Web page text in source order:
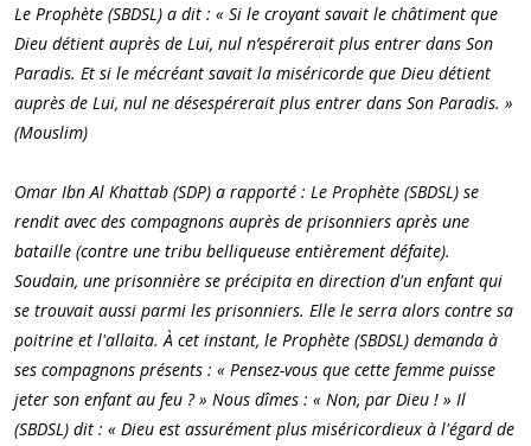
Le Prophète (SBDSL) a dit : « Si le croyant savait le châtiment que
Dieu détient auprès de Lui, nul n’espérerait plus entrer dans Son
Paradis. Et si le mécréant savait la miséricorde que Dieu détient
auprès de Lui, nul ne désespérerait plus entrer dans Son Paradis. »
(Mouslim)
Omar Ibn Al Khattab (SDP) a rapporté : Le Prophète (SBDSL) se
rendit avec des compagnons auprès de prisonniers après une
bataille (contre une tribu belliqueuse entièrement défaite).
Soudain, une prisonnière se précipita en direction d'un enfant qui
se trouvait aussi parmi les prisonniers. Elle le serra alors contre sa
poitrine et l'allaita. À cet instant, le Prophète (SBDSL) demanda à
ses compagnons présents : « Pensez-vous que cette femme puisse
jeter son enfant au feu ? » Nous dîmes : « Non, par Dieu ! » Il
(SBDSL) dit : « Dieu est assurément plus miséricordieux à l'égard de